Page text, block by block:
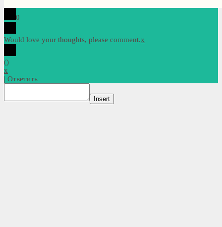
0
Would love your thoughts, please comment.x
()
x
| Ответить
Insert